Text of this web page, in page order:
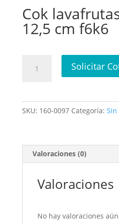
Cok
12,5 cm f6k6
lavafrutas
Solicitar
SKU: 160-0097 Categoría: Sin
Valoraciones (0)
Valoraciones
No hay valoraciones